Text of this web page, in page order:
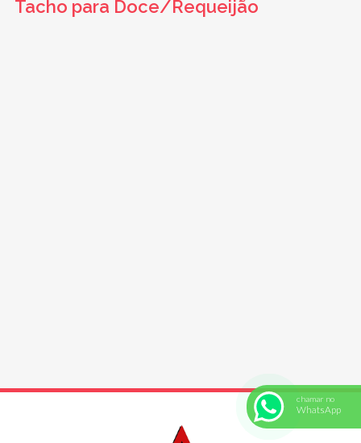
Tacho para Doce/Requeijão
chamar no
WhatsApp